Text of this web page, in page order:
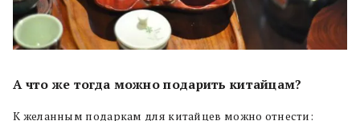
А что же тогда можно подарить китайцам?
К желанным подаркам для китайцев можно отнести: